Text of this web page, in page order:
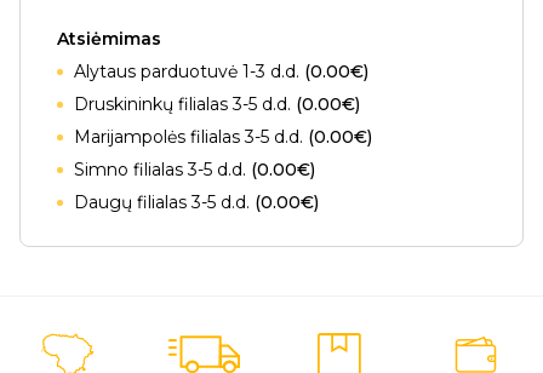
Atsiėmimas
Alytaus parduotuvė 1-3 d.d. (0.00€)
Druskininkų filialas 3-5 d.d. (0.00€)
Marijampolės filialas 3-5 d.d. (0.00€)
Simno filialas 3-5 d.d. (0.00€)
Daugų filialas 3-5 d.d. (0.00€)